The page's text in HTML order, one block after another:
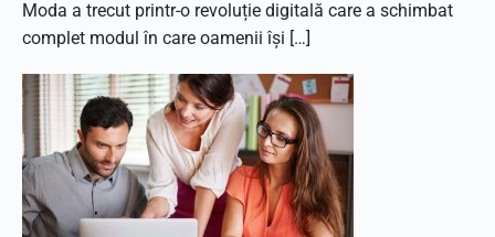
Moda a trecut printr-o revoluție digitală care a schimbat
complet modul în care oamenii își […]